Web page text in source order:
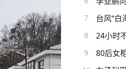
7 台风“白
8 24小时
9 80后女